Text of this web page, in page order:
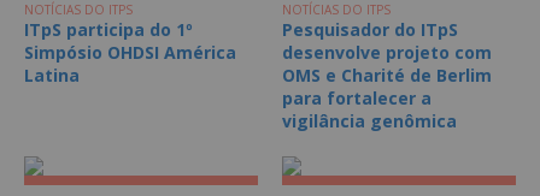
NOTÍCIAS DO ITPS
ITpS participa do 1º
Simpósio OHDSI América
Latina
NOTÍCIAS DO ITPS
Pesquisador do ITpS
desenvolve projeto com
OMS e Charité de Berlim
para fortalecer a
vigilância genômica